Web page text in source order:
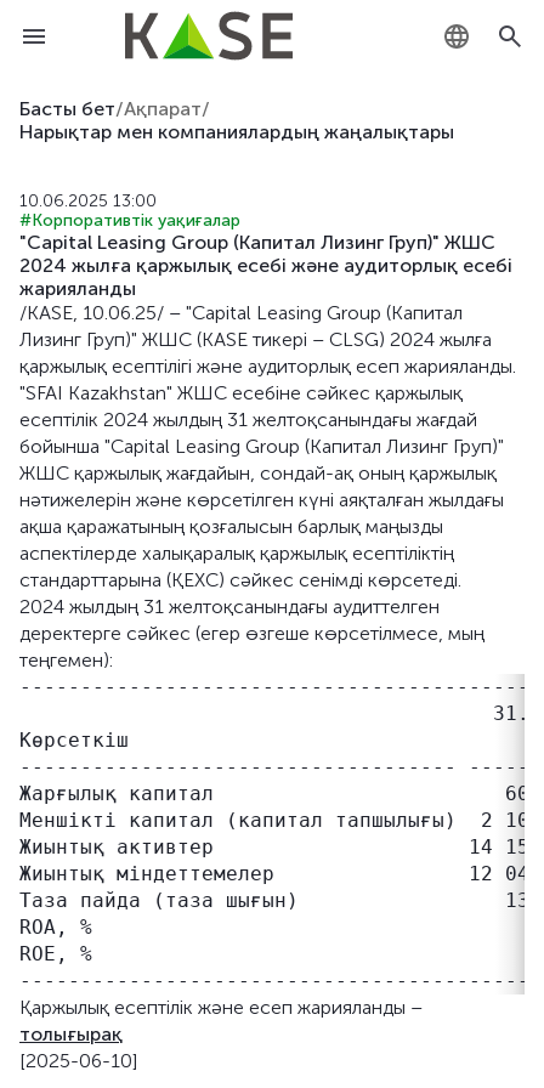
Басты бет/Ақпарат/
Нарықтар мен компаниялардың жаңалықтары
10.06.2025 13:00
#Корпоративтік уақиғалар
"Capital Leasing Group (Капитал Лизинг Груп)" ЖШС
2024 жылға қаржылық есебі және аудиторлық есебі
жарияланды
/KASE, 10.06.25/ – "Capital Leasing Group (Капитал
Лизинг Груп)" ЖШС (KASE тикері – CLSG) 2024 жылға
қаржылық есептілігі және аудиторлық есеп жарияланды.
"SFAI Kazakhstan" ЖШС есебіне сәйкес қаржылық
есептілік 2024 жылдың 31 желтоқсанындағы жағдай
бойынша "Capital Leasing Group (Капитал Лизинг Груп)"
ЖШС қаржылық жағдайын, сондай-ақ оның қаржылық
нәтижелерін және көрсетілген күні аяқталған жылдағы
ақша қаражатының қозғалысын барлық маңызды
аспектілерде халықаралық қаржылық есептіліктің
стандарттарына (ҚЕХС) сәйкес сенімді көрсетеді.
2024 жылдың 31 желтоқсанындағы аудиттелген
деректерге сәйкес (егер өзгеше көрсетілмесе, мың
теңгемен):
Көрсеткіш
------------------------------------
Жарғылық капитал                        600
Меншікті капитал (капитал тапшылығы)  2
Жиынтық активтер                     14 151
Жиынтық міндеттемелер                12 047
Таза пайда (таза шығын)                 134
ROA, %
ROE, %
Қаржылық есептілік және есеп жарияланды –
толығырақ
[2025-06-10]